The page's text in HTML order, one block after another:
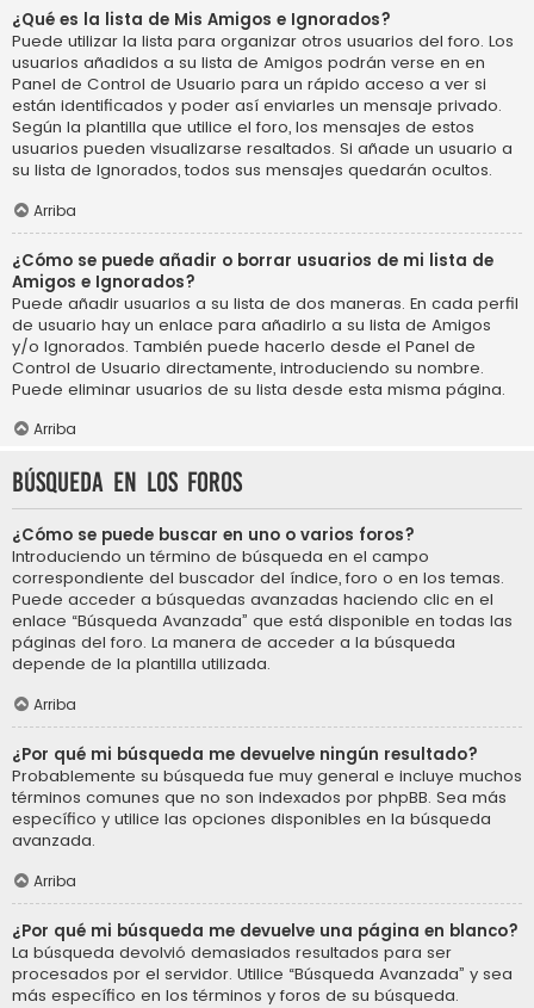
¿Qué es la lista de Mis Amigos e Ignorados?
Puede utilizar la lista para organizar otros usuarios del foro. Los
usuarios añadidos a su lista de Amigos podrán verse en en
Panel de Control de Usuario para un rápido acceso a ver si
están identificados y poder así enviarles un mensaje privado.
Según la plantilla que utilice el foro, los mensajes de estos
usuarios pueden visualizarse resaltados. Si añade un usuario a
su lista de Ignorados, todos sus mensajes quedarán ocultos.
Arriba
¿Cómo se puede añadir o borrar usuarios de mi lista de
Amigos e Ignorados?
Puede añadir usuarios a su lista de dos maneras. En cada perfil
de usuario hay un enlace para añadirlo a su lista de Amigos
y/o Ignorados. También puede hacerlo desde el Panel de
Control de Usuario directamente, introduciendo su nombre.
Puede eliminar usuarios de su lista desde esta misma página.
Arriba
Búsqueda en los foros
¿Cómo se puede buscar en uno o varios foros?
Introduciendo un término de búsqueda en el campo
correspondiente del buscador del índice, foro o en los temas.
Puede acceder a búsquedas avanzadas haciendo clic en el
enlace “Búsqueda Avanzada” que está disponible en todas las
páginas del foro. La manera de acceder a la búsqueda
depende de la plantilla utilizada.
Arriba
¿Por qué mi búsqueda me devuelve ningún resultado?
Probablemente su búsqueda fue muy general e incluye muchos
términos comunes que no son indexados por phpBB. Sea más
específico y utilice las opciones disponibles en la búsqueda
avanzada.
Arriba
¿Por qué mi búsqueda me devuelve una página en blanco?
La búsqueda devolvió demasiados resultados para ser
procesados por el servidor. Utilice “Búsqueda Avanzada” y sea
más específico en los términos y foros de su búsqueda.